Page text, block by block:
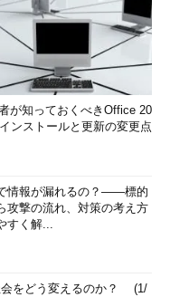
が知っておくべきOffice 20
ンストールと更新の変更点
情報が漏れるの？――標的
攻撃の流れ、対策の考え方
すく解...
会をどう変えるのか？ (1/